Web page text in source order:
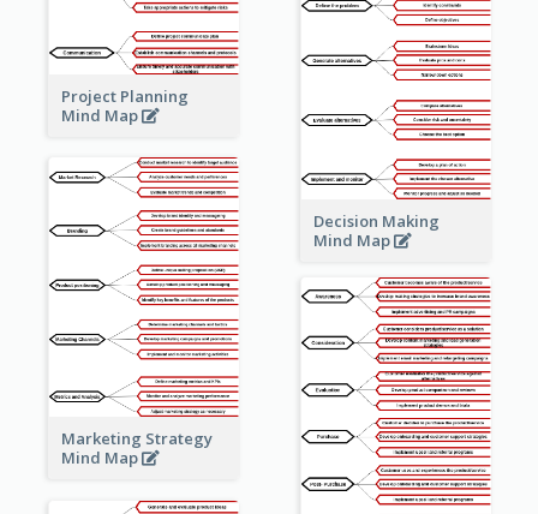
Project Planning
Mind Map
Decision Making
Mind Map
Marketing Strategy
Mind Map